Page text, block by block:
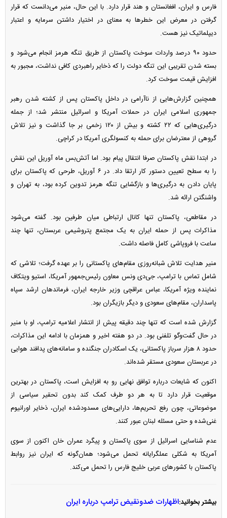
فارس و ایران، افغانستان و هند قرار دارد. با این حال، منیر می‌دانست که قرار
گرفتن در معرض این خطر‌ها به معنای در اختیار داشتن سرمایه و اعتبار
دیپلماتیک نیز هست.
حدود ۹۰ درصد واردات سوخت پاکستان از طریق تنگه هرمز انجام می‌شود و
بسته شدن تقریبی این تنگه دولت را که ذخایر راهبردی کافی نداشت، مجبور به
افزایش قیمت سوخت کرد.
همچنین گزارش‌هایی از ناآرامی در داخل پاکستان پس از کشته شدن رهبر
جمهوری اسلامی ایران در حملات آمریکا و اسرائیل منتشر شد؛ از جمله
درگیری‌هایی که ۲۲ کشته و بیش از ۱۲۰ زخمی بر جا گذاشت و نیز تلاش
گروهی از معترضان برای حمله به کنسولگری آمریکا در کراچی.
در ابتدا نقش پاکستان صرفا انتقال پیام بود. اما آتش‌بس ماه آوریل این نقش
را به سطح تعیین دستور کار ارتقا داد. در ۶ آوریل، طرحی که پاکستان برای
پایان دادن به درگیری‌ها و بازگشایی تنگه هرمز تدوین کرده بود، به تهران و
واشنگتن ارائه شد.
در مقاطعی، پاکستان تنها کانال ارتباطی میان طرفین بود. گفته می‌شود
مذاکرات پس از حمله ایران به یک مجتمع پتروشیمی عربستان، تنها چند
ساعت با فروپاشی کامل فاصله داشت.
منیر هدایت تلاش شبانه‌روزی مقام‌های پاکستانی را بر عهده گرفت؛ تلاشی که
شامل تماس با ترامپ، جی‌دی ونس معاون رئیس‌جمهور آمریکا، استیو ویتکاف
نماینده ویژه آمریکا، عباس عراقچی وزیر خارجه ایران، فرماندهان ارشد سپاه
پاسداران، مقام‌های سعودی و دیگر بازیگران بود.
گزارش شده است که تنها چند دقیقه پیش از انتشار اعلامیه ترامپ، او با منیر
در حال گفت‌و‌گو تلفنی بود. در دو هفته اخیر و همزمان با ادامه این مذاکرات،
حدود ۸ هزار سرباز پاکستانی، یک اسکادران جنگنده و سامانه‌های پدافند هوایی
در عربستان سعودی مستقر شده‌اند.
اکنون که شایعات درباره توافق نهایی رو به افزایش است، پاکستان در بهترین
موقعیت قرار دارد تا به هر دو طرف کمک کند بدون تحقیر سیاسی از
موضوعاتی، چون رفع تحریم‌ها، دارایی‌های مسدودشده ایران، ذخایر اورانیوم
غنی‌شده و حتی مسئله لبنان عبور کنند.
عدم شناسایی اسرائیل از سوی پاکستان و پیگرد عمران خان اکنون از سوی
آمریکا به شکلی عملگرایانه تحمل می‌شود؛ همان‌گونه که ایران نیز روابط
پاکستان با کشور‌های عربی خلیج فارس را تحمل می‌کند.
بیشتر بخوانید:اظهارات ضدونقیض ترامپ درباره ایران